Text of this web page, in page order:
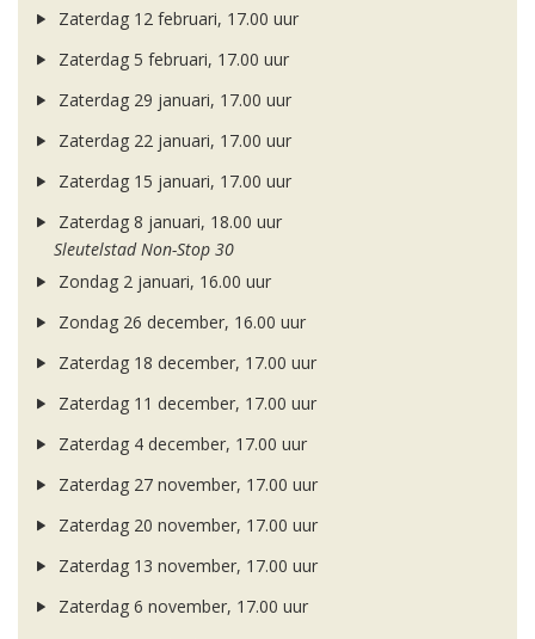
Zaterdag 12 februari, 17.00 uur
Zaterdag 5 februari, 17.00 uur
Zaterdag 29 januari, 17.00 uur
Zaterdag 22 januari, 17.00 uur
Zaterdag 15 januari, 17.00 uur
Zaterdag 8 januari, 18.00 uur
Sleutelstad Non-Stop 30
Zondag 2 januari, 16.00 uur
Zondag 26 december, 16.00 uur
Zaterdag 18 december, 17.00 uur
Zaterdag 11 december, 17.00 uur
Zaterdag 4 december, 17.00 uur
Zaterdag 27 november, 17.00 uur
Zaterdag 20 november, 17.00 uur
Zaterdag 13 november, 17.00 uur
Zaterdag 6 november, 17.00 uur